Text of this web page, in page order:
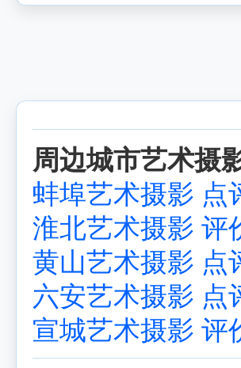
周边城市艺术摄
蚌埠艺术摄影 点
淮北艺术摄影 评
黄山艺术摄影 点
六安艺术摄影 点
宣城艺术摄影 评